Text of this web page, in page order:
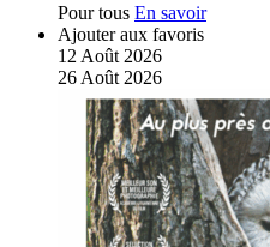
Pour tous En savoir
Ajouter aux favoris
12 Août 2026
26 Août 2026